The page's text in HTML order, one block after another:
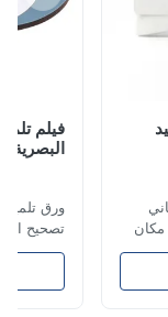
فيلم تلميع
البصرية اللف
ورق تلميع
تصحيح الألياف
المنتج